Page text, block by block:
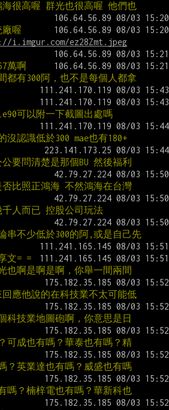
很高喔 群光也很高喔 他們也
喔
i.imgur.com/ez28Zmt.jpeg
萬啊
都有300阿，也不是每個人都拿
可以附一下截圖出處嗎
沒認識低於300 mae也有180+
要問清楚是那個BU 然後福利
比照正鴻海 不然鴻海在台灣
人而已 控股公司玩法
串不少低於300的阿,或是自己先
文= =
也啊是啊是啊，你舉一間兩間
應他說的在科技業不太可能低
科技業地圖砲啊，你意思是日
可成也有嗎？華泰也有嗎？精
？英業達也有嗎？威盛也有嗎
嗎？楠梓電也有嗎？華新科也